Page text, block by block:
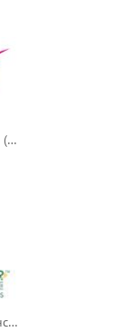
Addyi / Эдди / Адди (флибансерин) — новый логотип
Adhansia XR / Адхенсиа XR / Адхансиа XR (метилфенидат продлённого действия)